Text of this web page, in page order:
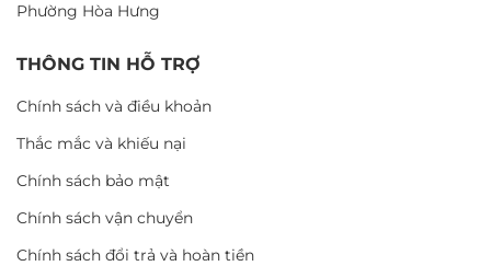
Phường Hòa Hưng
THÔNG TIN HỖ TRỢ
Chính sách và điều khoản
Thắc mắc và khiếu nại
Chính sách bảo mật
Chính sách vận chuyển
Chính sách đổi trả và hoàn tiền